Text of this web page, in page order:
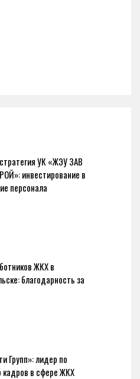
УК «ЖЭУ ЗАВ
инвестирование в
персонала
ЖКХ в
благодарность за
Групп»: лидер по
кадров в сфере ЖКХ